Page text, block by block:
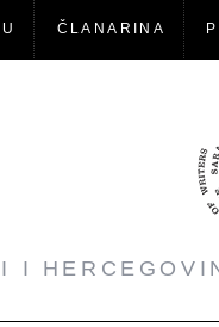
ČLANARINA
I